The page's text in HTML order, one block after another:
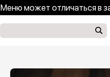
Меню может отличаться в